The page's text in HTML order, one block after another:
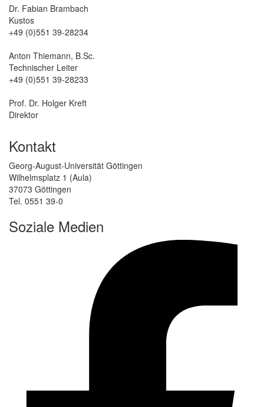
Dr. Fabian Brambach
Kustos
+49 (0)551 39-28234
Anton Thiemann, B.Sc.
Technischer Leiter
+49 (0)551 39-28233
Prof. Dr. Holger Kreft
Direktor
Kontakt
Georg-August-Universität Göttingen
Wilhelmsplatz 1 (Aula)
37073 Göttingen
Tel. 0551 39-0
Soziale Medien